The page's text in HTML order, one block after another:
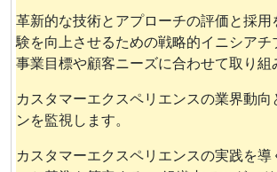
革新的な技術とアプローチの評価と採用
験を向上させるための戦略的イニシアチ
事業目標や顧客ニーズに合わせて取り組
カスタマーエクスペリエンスの業界動向
ンを監視します。
カスタマーエクスペリエンスの実践を導